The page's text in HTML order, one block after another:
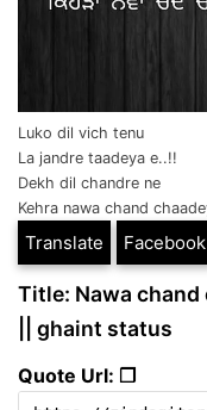
Luko dil vich tenu
La jandre taadeya e..!!
Dekh dil chandre ne
Kehra nawa chand
Translate Facebook
Title: Nawa chand
|| ghaint status
Quote Url: ❐